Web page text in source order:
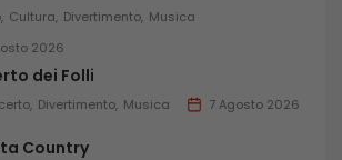
Cultura Divertimento Musica
2026
dei Folli
Divertimento Musica 7 Agosto 2026
Country